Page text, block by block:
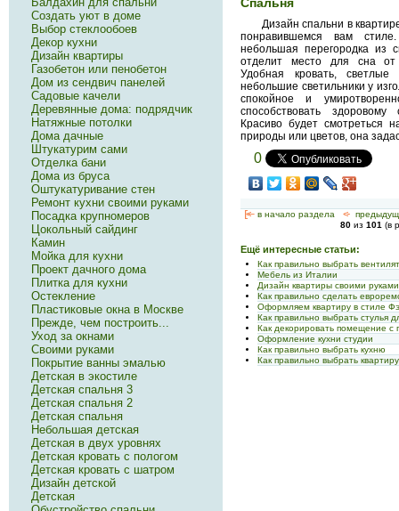
Спальня
Дизайн спальни в
понравившемся вам
небольшая перегородка из
отделит место для сна от
Удобная кровать,
небольшие светильники у
спокойное и
способствовать
Красиво будет смотреться
природы или цветов, она
0
[<— в начало раздела <-
80из 101 (в
Ещё интересные статьи:
Как правильно выбрать
Мебель из Италии
Дизайн квартиры своими руками
Как правильно сделать
Оформляем квартиру в стиле
Как правильно выбрать стулья
Как декорировать помещение с
Оформление кухни студии
Как правильно выбрать кухню
Как правильно выбрать
Создать уют в доме
Выбор стеклообоев
Декор кухни
Дизайн квартиры
Газобетон или пенобетон
Дом из сендвич панелей
Садовые качели
Деревянные дома: подрядчик
Натяжные потолки
Дома дачные
Штукатурим сами
Отделка бани
Дома из бруса
Оштукатуривание стен
Ремонт кухни своими руками
Посадка крупномеров
Цокольный сайдинг
Камин
Мойка для кухни
Проект дачного дома
Плитка для кухни
Остекление
Пластиковые окна в Москве
Прежде, чем построить...
Уход за окнами
Своими руками
Покрытие ванны эмалью
Детская в экостиле
Детская спальня 3
Детская спальня 2
Детская спальня
Небольшая детская
Детская в двух уровнях
Детская кровать с пологом
Детская кровать с шатром
Дизайн детской
Детская